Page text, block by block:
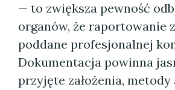
— to zwiększa pewność
organów, że raportowanie
poddane profesjonalnej
Dokumentacja powinna
przyjęte założenia,